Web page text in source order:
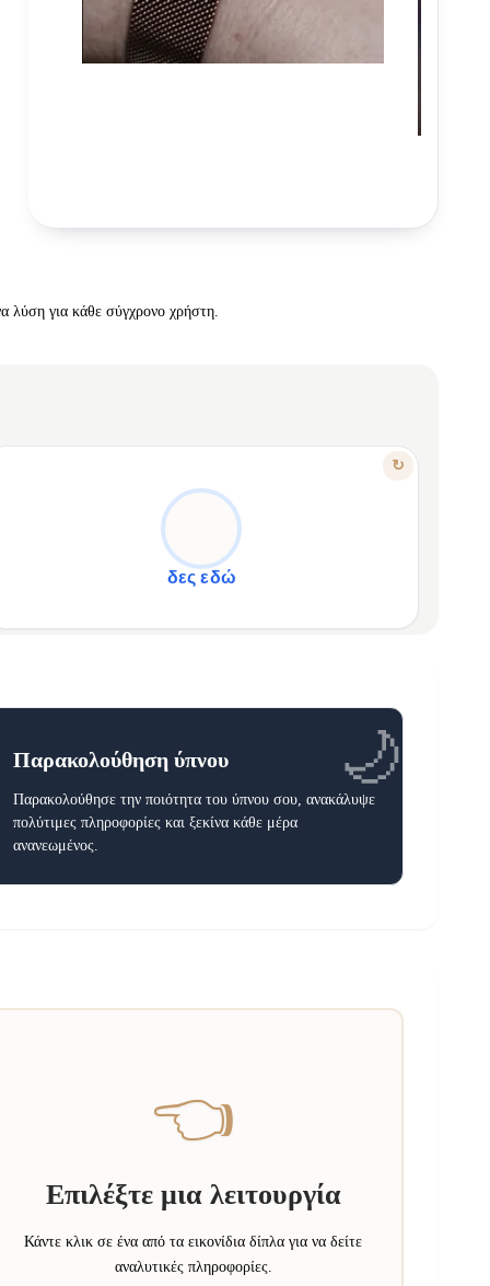
λύση για κάθε σύγχρονο χρήστη.
↻
δες εδώ
Με AMOLED HD τεχνολογία, απολαμβάνεις πλούσια χρώματα
🌙
Παρακολούθηση ύπνου
Παρακολούθησε την ποιότητα του ύπνου σου, ανακάλυψε
πολύτιμες πληροφορίες και ξεκίνα κάθε μέρα
ανανεωμένος.
👈
Επιλέξτε μια λειτουργία
Κάντε κλικ σε ένα από τα εικονίδια δίπλα για να δείτε
αναλυτικές πληροφορίες.